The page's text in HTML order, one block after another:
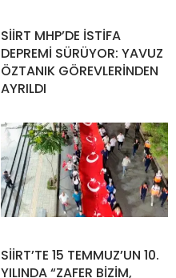
SİİRT MHP’DE İSTİFA
DEPREMİ SÜRÜYOR: YAVUZ
ÖZTANIK GÖREVLERİNDEN
AYRILDI
SİİRT’TE 15 TEMMUZ’UN 10.
YILINDA “ZAFER BİZİM,